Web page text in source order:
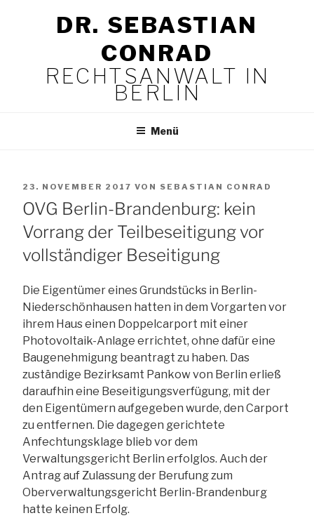
DR. SEBASTIAN
CONRAD
RECHTSANWALT IN
BERLIN
Menü
VERÖFFENTLICHT
AM
23. NOVEMBER 2017 VON SEBASTIAN CONRAD
OVG Berlin-Brandenburg: kein
Vorrang der Teilbeseitigung vor
vollständiger Beseitigung
Die Eigentümer eines Grundstücks in Berlin-
Niederschönhausen hatten in dem Vorgarten vor
ihrem Haus einen Doppelcarport mit einer
Photovoltaik-Anlage errichtet, ohne dafür eine
Baugenehmigung beantragt zu haben. Das
zuständige Bezirksamt Pankow von Berlin erließ
daraufhin eine Beseitigungsverfügung, mit der
den Eigentümern aufgegeben wurde, den Carport
zu entfernen. Die dagegen gerichtete
Anfechtungsklage blieb vor dem
Verwaltungsgericht Berlin erfolglos. Auch der
Antrag auf Zulassung der Berufung zum
Oberverwaltungsgericht Berlin-Brandenburg
hatte keinen Erfolg.